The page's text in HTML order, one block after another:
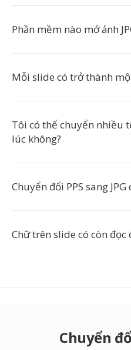
Phần mềm nào mở ảnh
Mỗi slide có trở thành
Tôi có thể chuyển nhiều
lúc không?
Chuyển đổi PPS sang
Chữ trên slide có còn đọc
Chuyển